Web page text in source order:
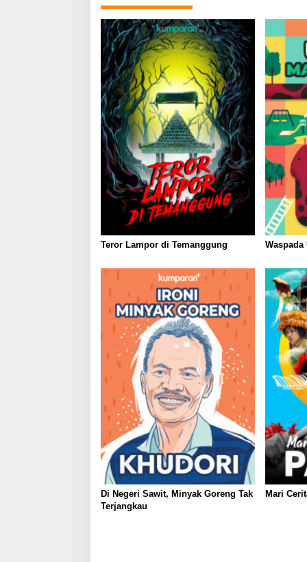
Teror Lampor di Temanggung Waspada
Di Negeri Sawit, Minyak Goreng Tak
Terjangkau
Mari